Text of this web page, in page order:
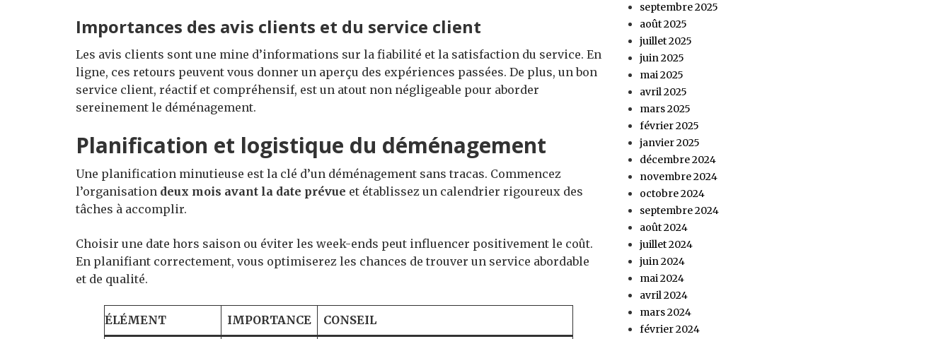
Importances des avis clients et du service client
Les avis clients sont une mine d’informations sur la fiabilité et la satisfaction du service. En
ligne, ces retours peuvent vous donner un aperçu des expériences passées. De plus, un bon
service client, réactif et compréhensif, est un atout non négligeable pour aborder
sereinement le déménagement.
Planification et logistique du déménagement
Une planification minutieuse est la clé d’un déménagement sans tracas. Commencez
l’organisation deux mois avant la date prévue et établissez un calendrier rigoureux des
tâches à accomplir.
Choisir une date hors saison ou éviter les week-ends peut influencer positivement le coût.
En planifiant correctement, vous optimiserez les chances de trouver un service abordable
et de qualité.
ÉLÉMENT IMPORTANCE CONSEIL
septembre 2025
août 2025
juillet 2025
juin 2025
mai 2025
avril 2025
mars 2025
février 2025
janvier 2025
décembre 2024
novembre 2024
octobre 2024
septembre 2024
août 2024
juillet 2024
juin 2024
mai 2024
avril 2024
mars 2024
février 2024